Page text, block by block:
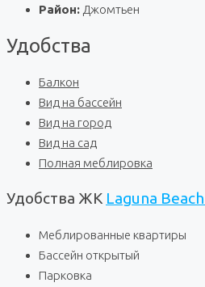
Район: Джомтьен
Удобства
Балкон
Вид на бассейн
Вид на город
Вид на сад
Полная меблировка
Удобства ЖК Laguna
Меблированные квартиры
Бассейн открытый
Парковка